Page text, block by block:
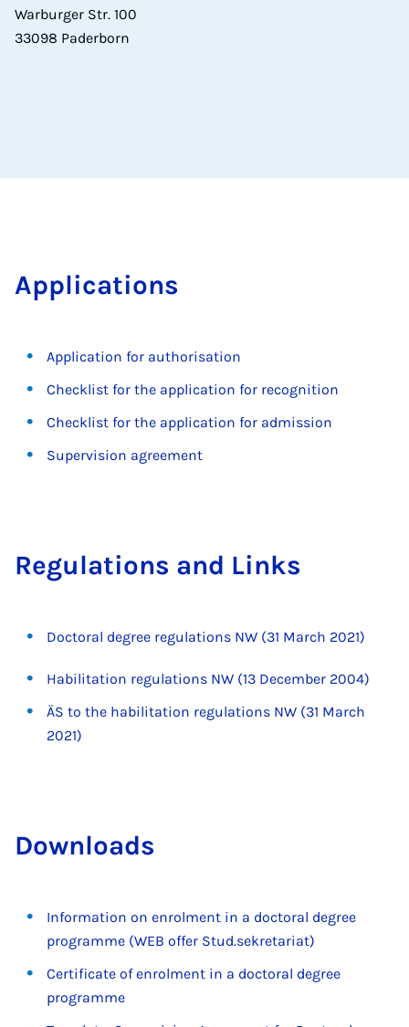
Warburger Str. 100
33098 Paderborn
Ap­plic­a­tions
Application for authorisation
Checklist for the application for recognition
Checklist for the application for admission
Supervision agreement
Reg­u­la­tions and Links
Doctoral degree regulations NW (31 March 2021)
Habilitation regulations NW (13 December 2004)
ÄS to the habilitation regulations NW (31 March
2021)
Down­loads
Information on enrolment in a doctoral degree
programme (WEB offer Stud.sekretariat)
Certificate of enrolment in a doctoral degree
programme